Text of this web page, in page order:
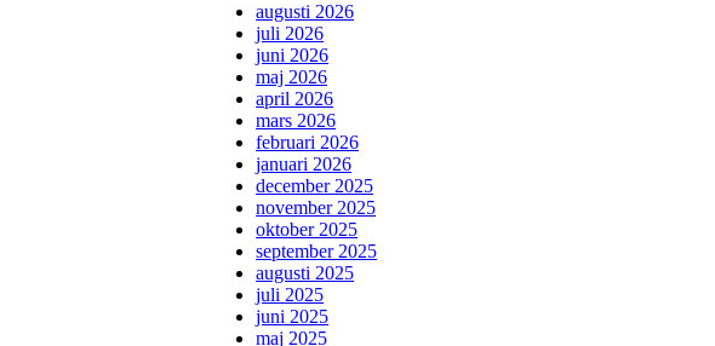
augusti 2026
juli 2026
juni 2026
maj 2026
april 2026
mars 2026
februari 2026
januari 2026
december 2025
november 2025
oktober 2025
september 2025
augusti 2025
juli 2025
juni 2025
maj 2025